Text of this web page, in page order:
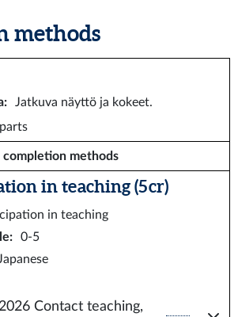
methods
:
Jatkuva näyttö ja kokeet.
completion methods
in teaching (5 cr)
in teaching
:
0-5
Contact teaching,